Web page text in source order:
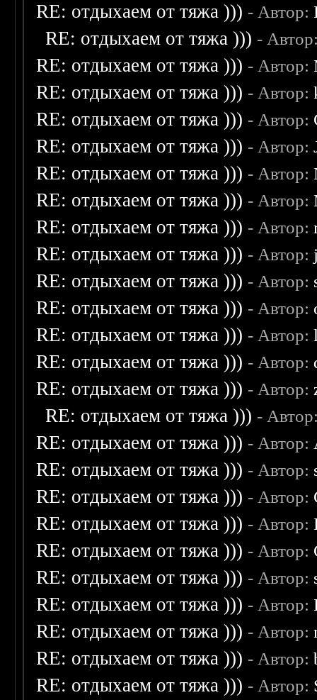
RE: отдыхаем от тяжа ))) - Автор:
RE: отдыхаем от тяжа ))) -
RE: отдыхаем от тяжа ))) - Автор:
RE: отдыхаем от тяжа ))) - Автор:
RE: отдыхаем от тяжа ))) - Автор:
RE: отдыхаем от тяжа ))) - Автор:
RE: отдыхаем от тяжа ))) - Автор:
RE: отдыхаем от тяжа ))) - Автор:
RE: отдыхаем от тяжа ))) - Автор:
RE: отдыхаем от тяжа ))) - Автор:
RE: отдыхаем от тяжа ))) - Автор:
RE: отдыхаем от тяжа ))) - Автор:
RE: отдыхаем от тяжа ))) - Автор:
RE: отдыхаем от тяжа ))) - Автор:
RE: отдыхаем от тяжа ))) - Автор:
RE: отдыхаем от тяжа ))) -
RE: отдыхаем от тяжа ))) - Автор:
RE: отдыхаем от тяжа ))) - Автор:
RE: отдыхаем от тяжа ))) - Автор:
RE: отдыхаем от тяжа ))) - Автор:
RE: отдыхаем от тяжа ))) - Автор:
RE: отдыхаем от тяжа ))) - Автор:
RE: отдыхаем от тяжа ))) - Автор:
RE: отдыхаем от тяжа ))) - Автор:
RE: отдыхаем от тяжа ))) - Автор:
RE: отдыхаем от тяжа ))) - Автор: